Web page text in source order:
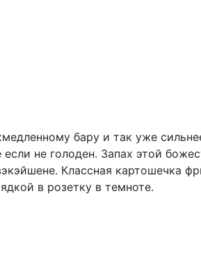
бару и так уже
не голоден. Запах этой
Классная картошечка
в розетку в темноте.